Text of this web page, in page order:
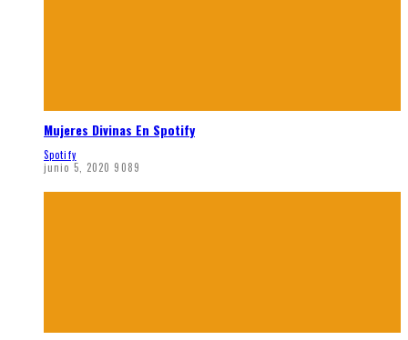
Mujeres Divinas En Spotify
Spotify
junio 5, 2020 9089